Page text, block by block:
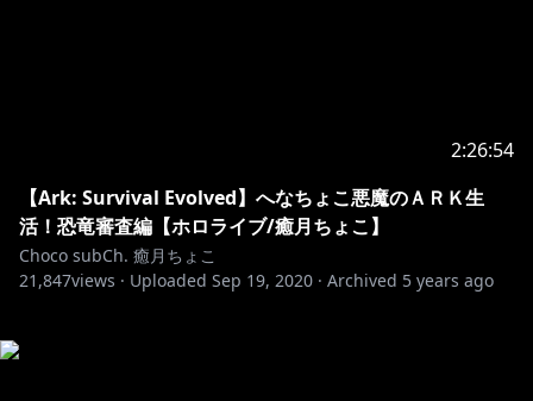
2:26:54
【Ark: Survival Evolved】へなちょこ悪魔のＡＲＫ生
活！恐竜審査編【ホロライブ/癒月ちょこ】
Choco subCh. 癒月ちょこ
21,847views · Uploaded Sep 19, 2020 · Archived 5 years ago